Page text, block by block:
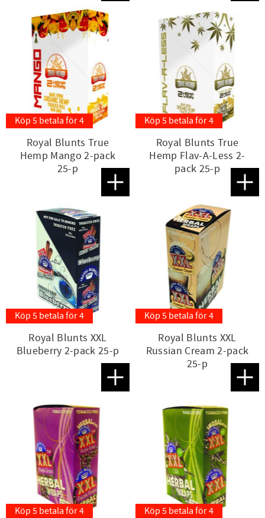
Köp 5 betala för 4
Royal Blunts True
Hemp Mango 2-pack
25-p
Lägg till i favoriter
Köp 5 betala för 4
Royal Blunts True
Hemp Flav-A-Less 2-
pack 25-p
Köp 5 betala för 4
Royal Blunts XXL
Blueberry 2-pack 25-p
Lägg till i favoriter
Köp 5 betala för 4
Royal Blunts XXL
Russian Cream 2-pack
25-p
Köp 5 betala för 4 Köp 5 betala för 4